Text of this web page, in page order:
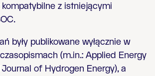
z istniejącymi
były publikowane wyłącznie w
(m.in.: Applied Energy
of Hydrogen Energy), a